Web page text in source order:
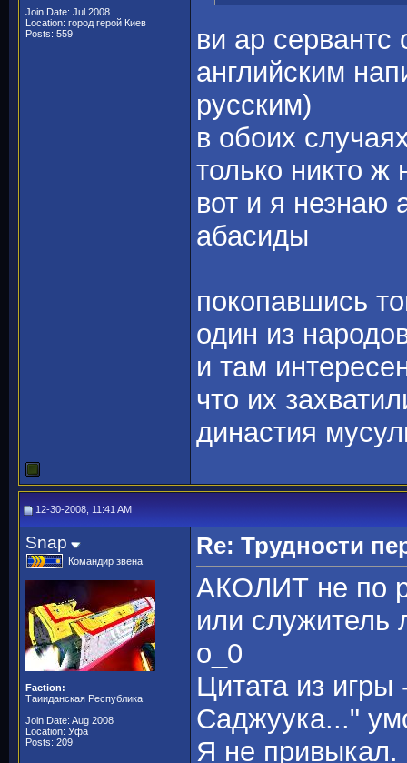
Join Date: Jul 2008
Location: город герой Киев
Posts: 559
ви ар
английским
русским)
в обоих
только никто ж
вот и я незнаю
абасиды
покопавшись
один из
и там
что их
династия
12-30-2008, 11:41 AM
Snap
Командир звена
Faction:
Таииданская Республика
Join Date: Aug 2008
Location: Уфа
Posts: 209
Re: Трудности
АКОЛИТ не по
или служитель
о_0
Цитата из
Саджуука..."
Я не привыкал.